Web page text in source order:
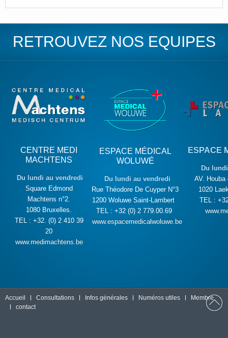
RETROUVEZ NOS EQUIPES
CENTRE MEDI
MACHTENS
Du lundi au vendredi
Square Edmond
Machtens n°2.
1080 Bruxelles.
TEL : +32. (0) 2 410 39
20
www.medimachtens.be
ESPACE MÉDICAL
WOLUWÉ
Du lundi au vendredi
Rue Théodore De Cuyper N°3
1200 Woluwe Saint-Lambert
TEL : +32 (0) 2 779.00.69
www.espacemedicalwoluwe.be
ESPACE
Du
AV. Houba
1020
TEL :
Accueil Consultations Infos générales Numéros utiles
Membre
contact